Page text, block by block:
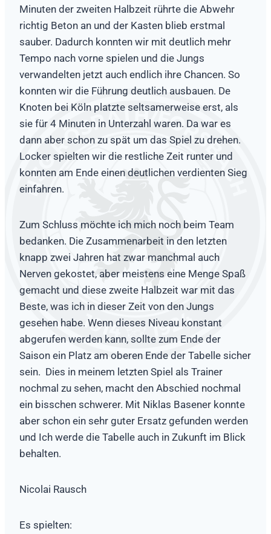
Minuten der zweiten Halbzeit rührte die Abwehr
richtig Beton an und der Kasten blieb erstmal
sauber. Dadurch konnten wir mit deutlich mehr
Tempo nach vorne spielen und die Jungs
verwandelten jetzt auch endlich ihre Chancen. So
konnten wir die Führung deutlich ausbauen. De
Knoten bei Köln platzte seltsamerweise erst, als
sie für 4 Minuten in Unterzahl waren. Da war es
dann aber schon zu spät um das Spiel zu drehen.
Locker spielten wir die restliche Zeit runter und
konnten am Ende einen deutlichen verdienten Sieg
einfahren.
Zum Schluss möchte ich mich noch beim Team
bedanken. Die Zusammenarbeit in den letzten
knapp zwei Jahren hat zwar manchmal auch
Nerven gekostet, aber meistens eine Menge Spaß
gemacht und diese zweite Halbzeit war mit das
Beste, was ich in dieser Zeit von den Jungs
gesehen habe. Wenn dieses Niveau konstant
abgerufen werden kann, sollte zum Ende der
Saison ein Platz am oberen Ende der Tabelle sicher
sein. Dies in meinem letzten Spiel als Trainer
nochmal zu sehen, macht den Abschied nochmal
ein bisschen schwerer. Mit Niklas Basener konnte
aber schon ein sehr guter Ersatz gefunden werden
und Ich werde die Tabelle auch in Zukunft im Blick
behalten.
Nicolai Rausch
Es spielten: